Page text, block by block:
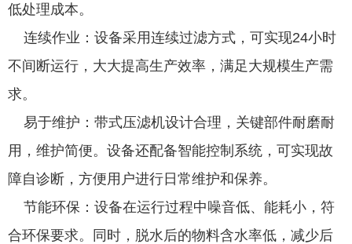
低处理成本。
连续作业：设备采用连续过滤方式，可实现24小时
不间断运行，大大提高生产效率，满足大规模生产需
求。
易于维护：带式压滤机设计合理，关键部件耐磨耐
用，维护简便。设备还配备智能控制系统，可实现故
障自诊断，方便用户进行日常维护和保养。
节能环保：设备在运行过程中噪音低、能耗小，符
合环保要求。同时，脱水后的物料含水率低，减少后